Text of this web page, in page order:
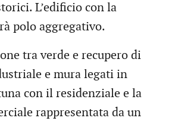
L’edificio con la
polo aggregativo.
tra verde e recupero di
e mura legati in
con il residenziale e la
rappresentata da un